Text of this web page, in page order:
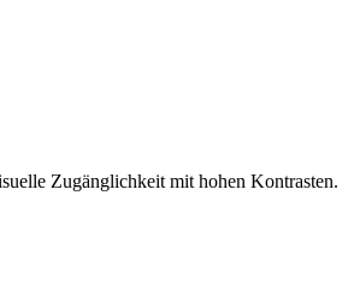
Zugänglichkeit mit hohen Kontrasten.